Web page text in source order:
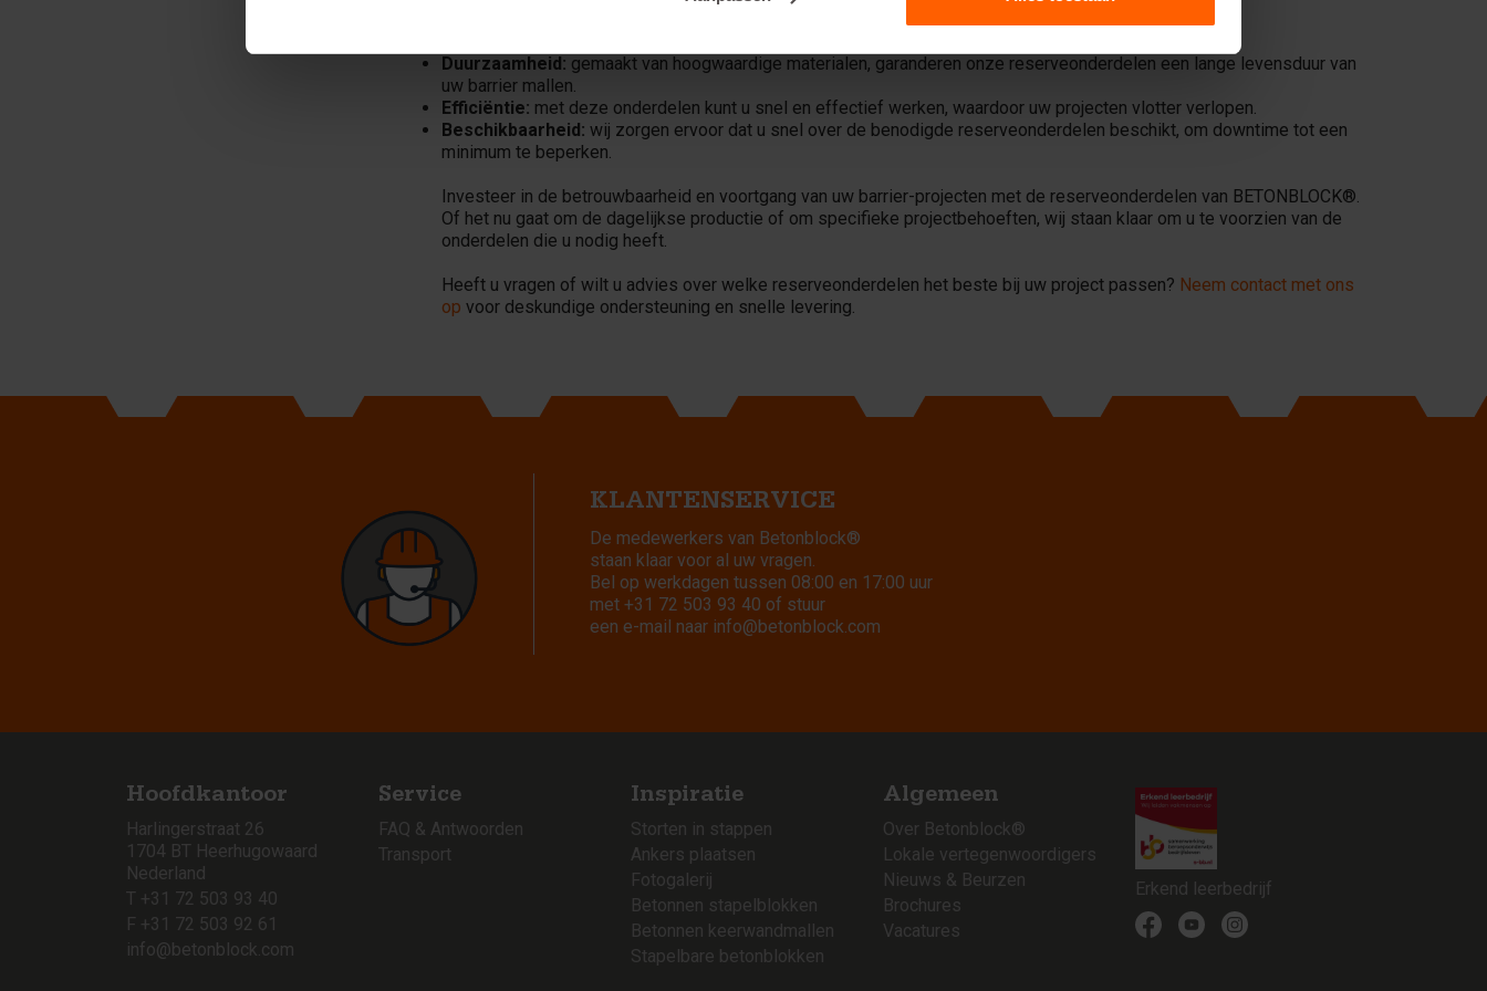
Duurzaamheid: gemaakt van hoogwaardige materialen, garanderen onze reserveonderdelen een lange levensduur van
uw barrier mallen.
Efficiëntie: met deze onderdelen kunt u snel en effectief werken, waardoor uw projecten vlotter verlopen.
Beschikbaarheid: wij zorgen ervoor dat u snel over de benodigde reserveonderdelen beschikt, om downtime tot een
minimum te beperken.
Investeer in de betrouwbaarheid en voortgang van uw barrier-projecten met de reserveonderdelen van BETONBLOCK®.
Of het nu gaat om de dagelijkse productie of om specifieke projectbehoeften, wij staan klaar om u te voorzien van de
onderdelen die u nodig heeft.
Heeft u vragen of wilt u advies over welke reserveonderdelen het beste bij uw project passen? Neem contact met ons
op voor deskundige ondersteuning en snelle levering.
KLANTENSERVICE
De medewerkers van Betonblock®
staan klaar voor al uw vragen.
Bel op werkdagen tussen 08:00 en 17:00 uur
met +31 72 503 93 40 of stuur
een e-mail naar info@betonblock.com
Hoofdkantoor
Harlingerstraat 26
1704 BT Heerhugowaard
Nederland
T +31 72 503 93 40
F +31 72 503 92 61
info@betonblock.com
Service
FAQ & Antwoorden
Transport
Inspiratie
Storten in stappen
Ankers plaatsen
Fotogalerij
Betonnen stapelblokken
Betonnen keerwandmallen
Stapelbare betonblokken
Algemeen
Over Betonblock®
Lokale vertegenwoordigers
Nieuws & Beurzen
Brochures
Vacatures
Erkend leerbedrijf